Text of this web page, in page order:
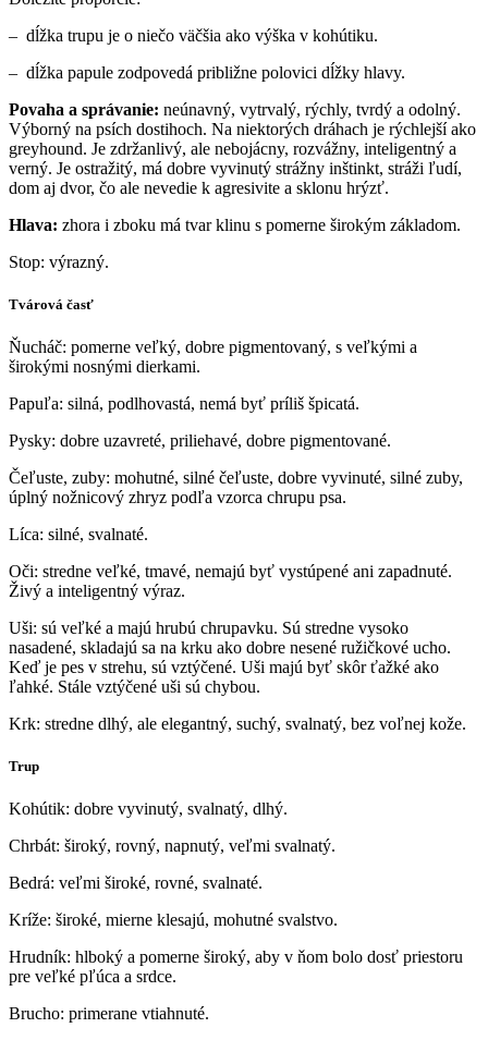
– dĺžka trupu je o niečo väčšia ako výška v kohútiku.
– dĺžka papule zodpovedá približne polovici dĺžky hlavy.
Povaha a správanie: neúnavný, vytrvalý, rýchly, tvrdý a odolný.
Výborný na psích dostihoch. Na niektorých dráhach je rýchlejší ako
greyhound. Je zdržanlivý, ale nebojácny, rozvážny, inteligentný a
verný. Je ostražitý, má dobre vyvinutý strážny inštinkt, stráži ľudí,
dom aj dvor, čo ale nevedie k agresivite a sklonu hrýzť.
Hlava: zhora i zboku má tvar klinu s pomerne širokým základom.
Stop: výrazný.
Tvárová časť
Ňucháč: pomerne veľký, dobre pigmentovaný, s veľkými a
širokými nosnými dierkami.
Papuľa: silná, podlhovastá, nemá byť príliš špicatá.
Pysky: dobre uzavreté, priliehavé, dobre pigmentované.
Čeľuste, zuby: mohutné, silné čeľuste, dobre vyvinuté, silné zuby,
úplný nožnicový zhryz podľa vzorca chrupu psa.
Líca: silné, svalnaté.
Oči: stredne veľké, tmavé, nemajú byť vystúpené ani zapadnuté.
Živý a inteligentný výraz.
Uši: sú veľké a majú hrubú chrupavku. Sú stredne vysoko
nasadené, skladajú sa na krku ako dobre nesené ružičkové ucho.
Keď je pes v strehu, sú vztýčené. Uši majú byť skôr ťažké ako
ľahké. Stále vztýčené uši sú chybou.
Krk: stredne dlhý, ale elegantný, suchý, svalnatý, bez voľnej kože.
Trup
Kohútik: dobre vyvinutý, svalnatý, dlhý.
Chrbát: široký, rovný, napnutý, veľmi svalnatý.
Bedrá: veľmi široké, rovné, svalnaté.
Kríže: široké, mierne klesajú, mohutné svalstvo.
Hrudník: hlboký a pomerne široký, aby v ňom bolo dosť priestoru
pre veľké pľúca a srdce.
Brucho: primerane vtiahnuté.